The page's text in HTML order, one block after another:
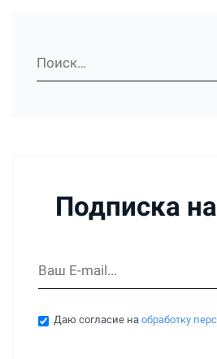
Подписка
Даю согласие наобработку